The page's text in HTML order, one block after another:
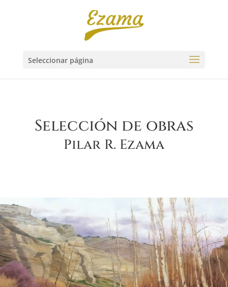
Seleccionar página
Selección de obras
Pilar R. Ezama